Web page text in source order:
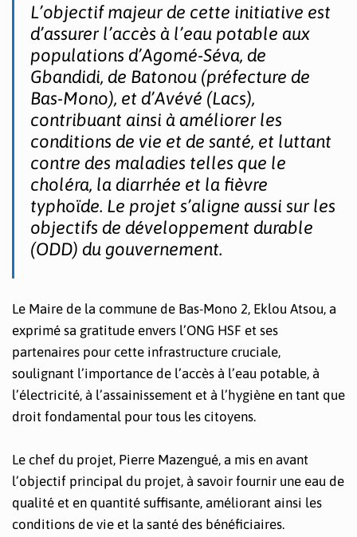
L’objectif majeur de cette initiative est
d’assurer l’accès à l’eau potable aux
populations d’Agomé-Séva, de
Gbandidi, de Batonou (préfecture de
Bas-Mono), et d’Avévé (Lacs),
contribuant ainsi à améliorer les
conditions de vie et de santé, et luttant
contre des maladies telles que le
choléra, la diarrhée et la fièvre
typhoïde. Le projet s’aligne aussi sur les
objectifs de développement durable
(ODD) du gouvernement.
Le Maire de la commune de Bas-Mono 2, Eklou Atsou, a
exprimé sa gratitude envers l’ONG HSF et ses
partenaires pour cette infrastructure cruciale,
soulignant l’importance de l’accès à l’eau potable, à
l’électricité, à l’assainissement et à l’hygiène en tant que
droit fondamental pour tous les citoyens.
Le chef du projet, Pierre Mazengué, a mis en avant
l’objectif principal du projet, à savoir fournir une eau de
qualité et en quantité suffisante, améliorant ainsi les
conditions de vie et la santé des bénéficiaires.